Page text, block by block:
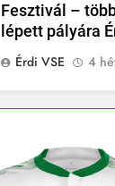
Fesztivál –
lépett pályára
Érdi VSE
4